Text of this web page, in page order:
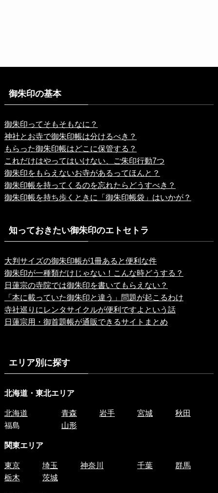
御朱印の基本
御朱印ってそもそもなに？
神社とお寺で御朱印帳は分けるべき？
もらった御朱印帳はどこに保管する？
これだけはやってはいけない、ご朱印行動7つ
御朱印をもらえないお寺があるってほんと？
御朱印帳を持ってくるのを忘れたらどうすべき？
御朱印帳を持ち歩くときに「御朱印帳袋」はいかが？
知っておきたい御朱印のエトセトラ
大判サイズの御朱印帳が1冊あると便利な件
御朱印が一種類だけじゃない！こんな時どうする？
日蓮宗の寺院では御朱印を書いてもらえない？
「本に載っていた御朱印と違う」問題が起こるわけ
寺社巡りにレンタサイクルが便利ですよという話
日蓮宗用・御首題帳が通販できるサイトまとめ
エリア別に探す
北海道・東北エリア
北海道 青森 岩手 宮城
秋田
福島
山形
関東エリア
東京 埼玉 神奈川 千葉
群馬
栃木
茨城